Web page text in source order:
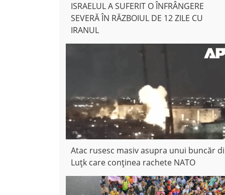
ISRAELUL A SUFERIT O ÎNFRÂNGERE
SEVERĂ ÎN RĂZBOIUL DE 12 ZILE CU
IRANUL
Atac rusesc masiv asupra unui buncăr
Luțk care conținea rachete NATO